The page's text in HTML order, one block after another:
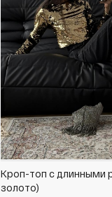
Кроп-топ с длинными
золото)